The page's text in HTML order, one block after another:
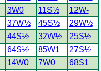
3W0 11S½
12W-
37W½ 45S½
29W½
44S½ 32W½
25S½
64S½ 85W1
27S½
14W0 7W0
68S1